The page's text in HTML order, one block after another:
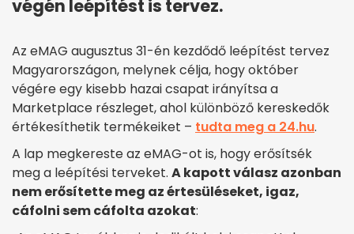
végén leépítést is tervez.
Az eMAG augusztus 31-én kezdődő leépítést tervez
Magyarországon, melynek célja, hogy október
végére egy kisebb hazai csapat irányítsa a
Marketplace részleget, ahol különböző kereskedők
értékesíthetik termékeiket – tudta meg a 24.hu.
A lap megkereste az eMAG-ot is, hogy erősítsék
meg a leépítési terveket. A kapott válasz azonban
nem erősítette meg az értesüléseket, igaz,
cáfolni sem cáfolta azokat: